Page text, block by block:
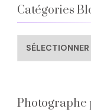
Catégories
Catégories
Blog
Photographe